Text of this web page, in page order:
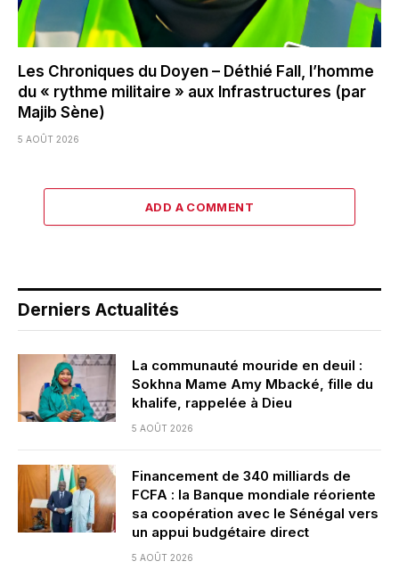
Les Chroniques du Doyen – Déthié Fall, l’homme
du « rythme militaire » aux Infrastructures (par
Majib Sène)
5 AOÛT 2026
ADD A COMMENT
Derniers Actualités
La communauté mouride en deuil :
Sokhna Mame Amy Mbacké, fille du
khalife, rappelée à Dieu
5 AOÛT 2026
Financement de 340 milliards de
FCFA : la Banque mondiale réoriente
sa coopération avec le Sénégal vers
un appui budgétaire direct
5 AOÛT 2026